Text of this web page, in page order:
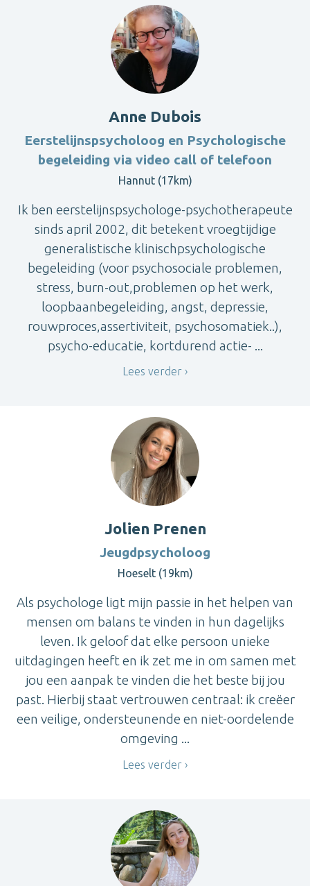
Anne Dubois
Eerstelijnspsycholoog en Psychologische
begeleiding via video call of telefoon
Hannut (17km)
Ik ben eerstelijnspsychologe-psychotherapeute
sinds april 2002, dit betekent vroegtijdige
generalistische klinischpsychologische
begeleiding (voor psychosociale problemen,
stress, burn-out,problemen op het werk,
loopbaanbegeleiding, angst, depressie,
rouwproces,assertiviteit, psychosomatiek..),
psycho-educatie, kortdurend actie- ...
Lees verder
Jolien Prenen
Jeugdpsycholoog
Hoeselt (19km)
Als psychologe ligt mijn passie in het helpen van
mensen om balans te vinden in hun dagelijks
leven. Ik geloof dat elke persoon unieke
uitdagingen heeft en ik zet me in om samen met
jou een aanpak te vinden die het beste bij jou
past. Hierbij staat vertrouwen centraal: ik creëer
een veilige, ondersteunende en niet-oordelende
omgeving ...
Lees verder